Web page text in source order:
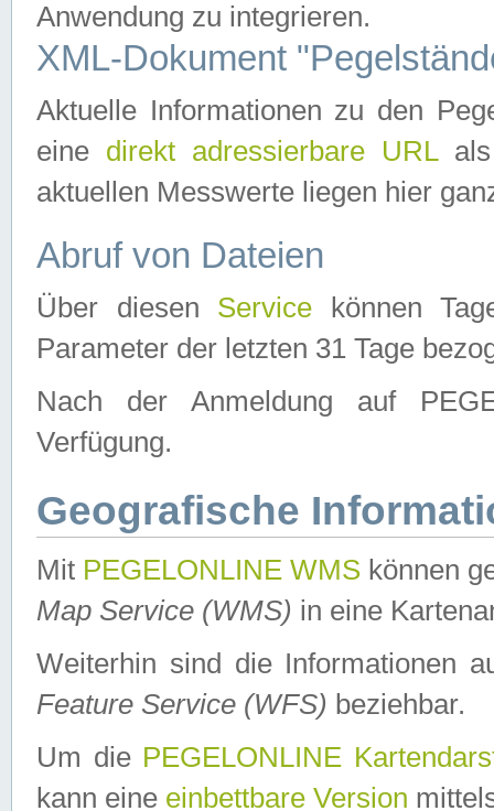
Anwendung zu integrieren.
XML-Dokument
Aktuelle Informationen zu den
eine direkt adressierbare URLals
aktuellen Messwerte liegen hier
Abruf von Dateien
Über diesen Service können
Parameter der letzten 31 Tage
Nach der Anmeldung auf
Verfügung.
Geografische
Mit PEGELONLINE WMS können
Map Service (WMS) in eine
Weiterhin sind die Informationen
Feature Service (WFS) beziehbar.
Um die PEGELONLINE
kann eine einbettbare Version